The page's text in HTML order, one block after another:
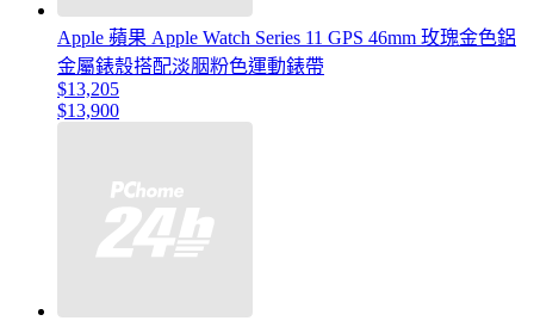
Apple 蘋果 Apple Watch Series 11 GPS 46mm 玫瑰金色鋁
金屬錶殼搭配淡胭粉色運動錶帶
$13,205
$13,900